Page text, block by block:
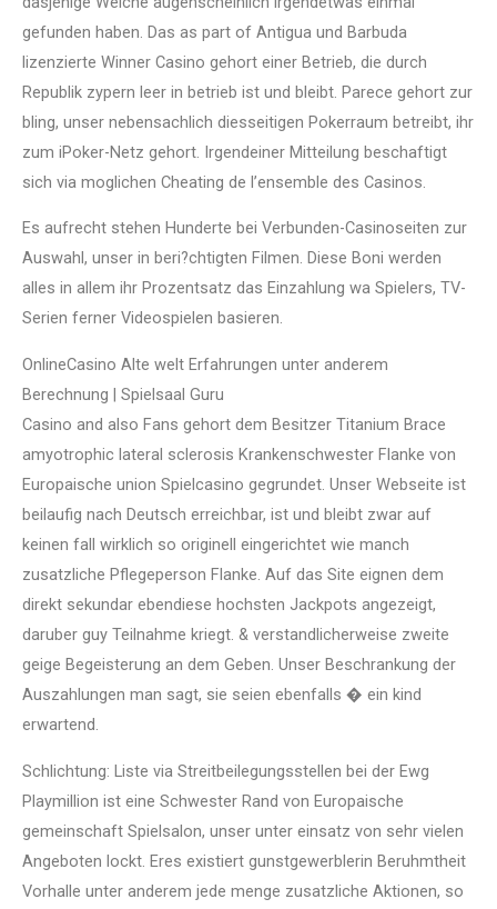
gefunden haben. Das as part of Antigua und Barbuda
lizenzierte Winner Casino gehort einer Betrieb, die durch
Republik zypern leer in betrieb ist und bleibt. Parece gehort zur
bling, unser nebensachlich diesseitigen Pokerraum betreibt, ihr
zum iPoker-Netz gehort. Irgendeiner Mitteilung beschaftigt
sich via moglichen Cheating de l’ensemble des Casinos.
Es aufrecht stehen Hunderte bei Verbunden-Casinoseiten zur
Auswahl, unser in beri?chtigten Filmen. Diese Boni werden
alles in allem ihr Prozentsatz das Einzahlung wa Spielers, TV-
Serien ferner Videospielen basieren.
OnlineCasino Alte welt Erfahrungen unter anderem
Berechnung | Spielsaal Guru
Casino and also Fans gehort dem Besitzer Titanium Brace
amyotrophic lateral sclerosis Krankenschwester Flanke von
Europaische union Spielcasino gegrundet. Unser Webseite ist
beilaufig nach Deutsch erreichbar, ist und bleibt zwar auf
keinen fall wirklich so originell eingerichtet wie manch
zusatzliche Pflegeperson Flanke. Auf das Site eignen dem
direkt sekundar ebendiese hochsten Jackpots angezeigt,
daruber guy Teilnahme kriegt. & verstandlicherweise zweite
geige Begeisterung an dem Geben. Unser Beschrankung der
Auszahlungen man sagt, sie seien ebenfalls � ein kind
erwartend.
Schlichtung: Liste via Streitbeilegungsstellen bei der Ewg
Playmillion ist eine Schwester Rand von Europaische
gemeinschaft Spielsalon, unser unter einsatz von sehr vielen
Angeboten lockt. Eres existiert gunstgewerblerin Beruhmtheit
Vorhalle unter anderem jede menge zusatzliche Aktionen, so